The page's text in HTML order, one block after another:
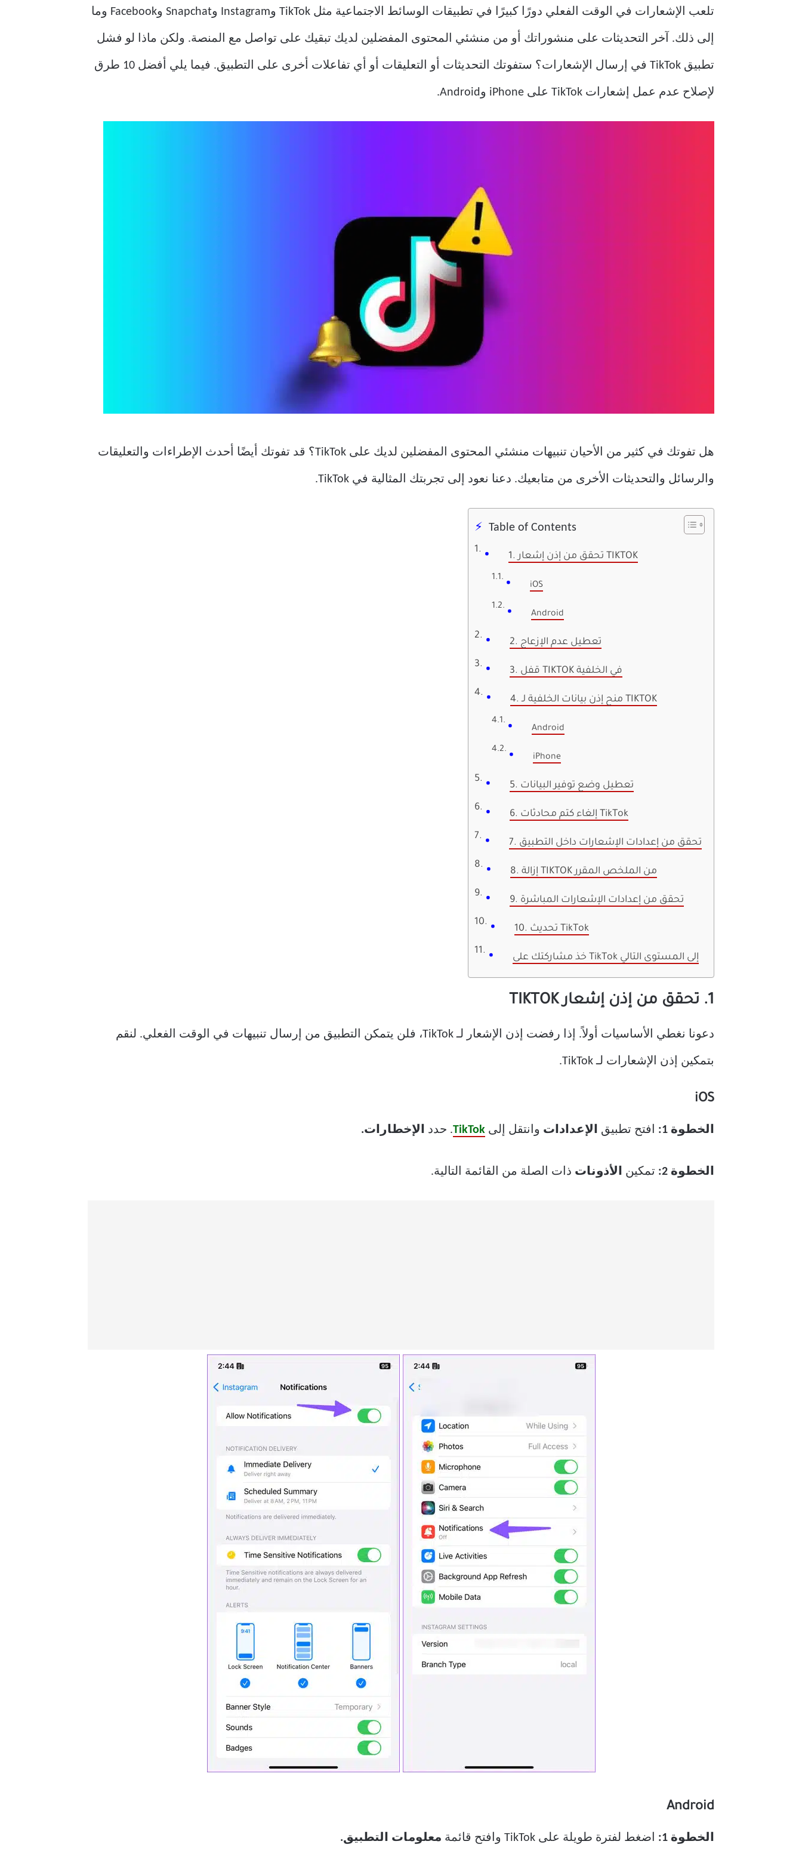
تلعب الإشعارات في الوقت الفعلي دورًا كبيرًا في تطبيقات الوسائط الاجتماعية مثل TikTok وInstagram وSnapchat وFacebook وما
إلى ذلك. آخر التحديثات على منشوراتك أو من منشئي المحتوى المفضلين لديك تبقيك على تواصل مع المنصة. ولكن ماذا لو فشل
تطبيق TikTok في إرسال الإشعارات؟ ستفوتك التحديثات أو التعليقات أو أي تفاعلات أخرى على التطبيق. فيما يلي أفضل 10 طرق
لإصلاح عدم عمل إشعارات TikTok على iPhone وAndroid.
هل تفوتك في كثير من الأحيان تنبيهات منشئي المحتوى المفضلين لديك على TikTok؟ قد تفوتك أيضًا أحدث الإطراءات والتعليقات
والرسائل والتحديثات الأخرى من متابعيك. دعنا نعود إلى تجربتك المثالية في TikTok.
Table of Contents
1. تحقق من إذن إشعار TIKTOK
iOS
Android
2. تعطيل عدم الإزعاج
3. قفل TIKTOK في الخلفية
4. منح إذن بيانات الخلفية لـ TIKTOK
Android
iPhone
5. تعطيل وضع توفير البيانات
6. إلغاء كتم محادثات TikTok
7. تحقق من إعدادات الإشعارات داخل التطبيق
8. إزالة TIKTOK من الملخص المقرر
9. تحقق من إعدادات الإشعارات المباشرة
10. تحديث TikTok
خذ مشاركتك على TikTok إلى المستوى التالي
1. تحقق من إذن إشعار TIKTOK
دعونا نغطي الأساسيات أولاً. إذا رفضت إذن الإشعار لـ TikTok، فلن يتمكن التطبيق من إرسال تنبيهات في الوقت الفعلي. لنقم
بتمكين إذن الإشعارات لـ TikTok.
iOS
الخطوة 1: افتح تطبيق الإعدادات وانتقل إلى TikTok. حدد الإخطارات.
الخطوة 2: تمكين الأذونات ذات الصلة من القائمة التالية.
Android
الخطوة 1: اضغط لفترة طويلة على TikTok وافتح قائمة معلومات التطبيق.